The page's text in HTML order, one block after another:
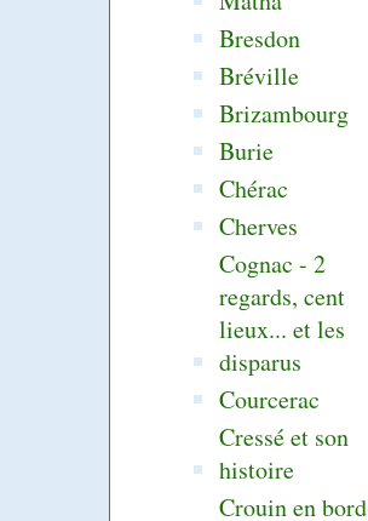
Bresdon
Bréville
Brizambourg
Burie
Chérac
Cherves
Cognac - 2
regards, cent
lieux... et les
disparus
Courcerac
Cressé et son
histoire
Crouin en bord